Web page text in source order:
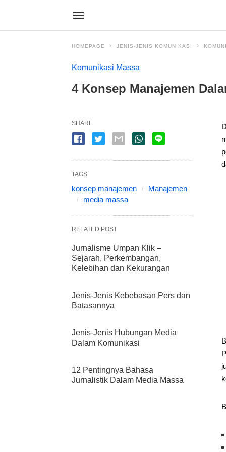
HOMEPAGE JENIS-JENIS KOMUNIKASI
Komunikasi Massa
4 Konsep Manajemen
SHARE
TAGS:
konsep manajemen
Manajemen
media massa
RELATED POST
Jurnalisme Umpan Klik –
Sejarah, Perkembangan,
Kelebihan dan Kekurangan
Jenis-Jenis Kebebasan Pers dan
Batasannya
Jenis-Jenis Hubungan Media
Dalam Komunikasi
12 Pentingnya Bahasa
Jurnalistik Dalam Media Massa